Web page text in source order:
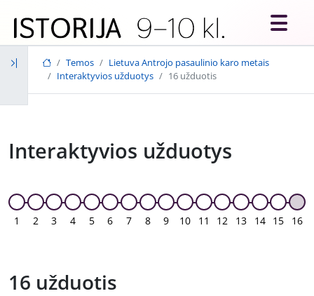
Temos
Lietuva Antrojo pasaulinio karo metais
Interaktyvios užduotys
16 užduotis
Interaktyvios užduotys
1 2 3 4 5 6 7 8 9 10 11 12 13 14 15 16
16 užduotis